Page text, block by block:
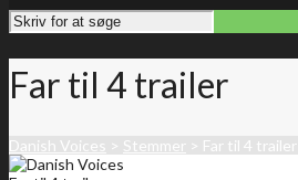
Far til 4 trailer
Danish Voices > Stemmer > Far til 4 trailer